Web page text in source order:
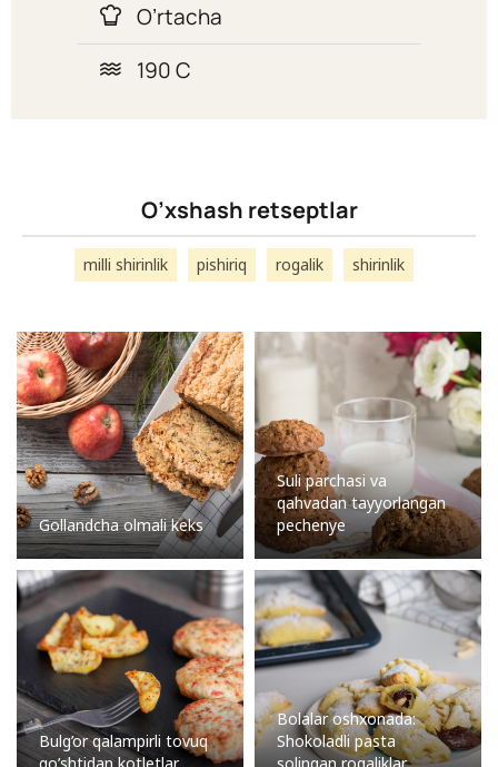
O’rtacha
190 C
O’xshash retseptlar
milli shirinlik pishiriq rogalik shirinlik
Gollandcha olmali keks
Suli parchasi va
qahvadan tayyorlangan
pechenye
Bulg’or qalampirli tovuq
go’shtidan kotletlar
Bolalar oshxonada:
Shokoladli pasta
solingan rogaliklar